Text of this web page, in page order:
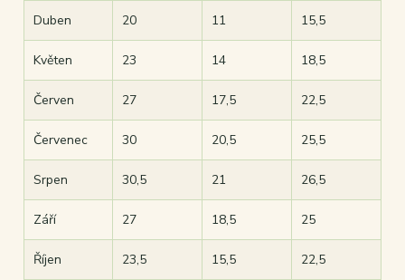
Duben 20 11 15,5
Květen 23 14 18,5
Červen 27 17,5 22,5
Červenec 30 20,5 25,5
Srpen 30,5 21 26,5
Září 27 18,5 25
Říjen 23,5 15,5 22,5